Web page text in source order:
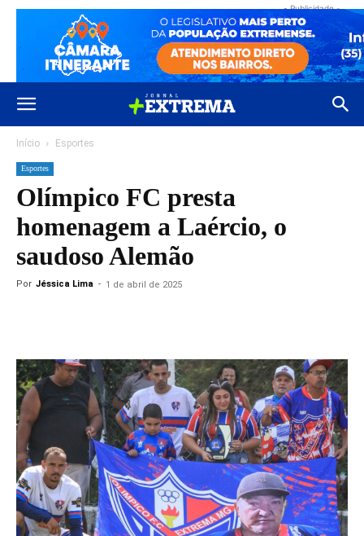
- Publicidade -
Início Esportes
Esportes
Olímpico FC presta
homenagem a Laércio, o
saudoso Alemão
Por Jéssica Lima - 1 de abril de 2025